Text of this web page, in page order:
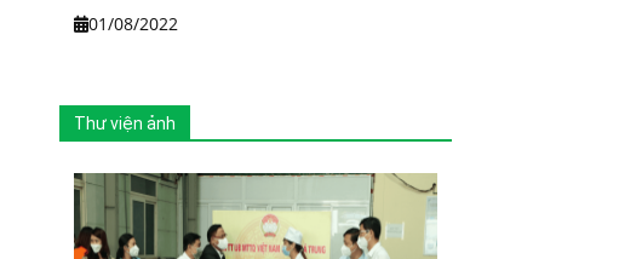
01/08/2022
Thư viện ảnh